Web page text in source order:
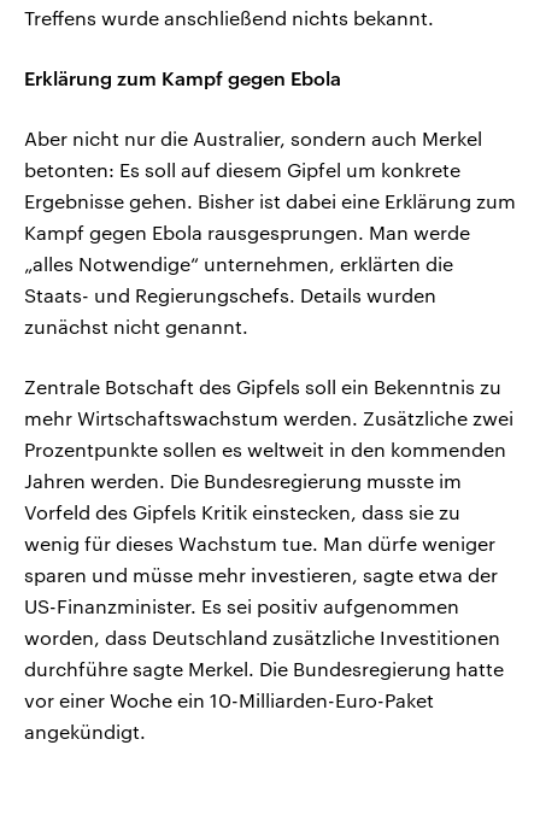
Treffens wurde anschließend nichts bekannt.
Erklärung zum Kampf gegen Ebola
Aber nicht nur die Australier, sondern auch Merkel
betonten: Es soll auf diesem Gipfel um konkrete
Ergebnisse gehen. Bisher ist dabei eine Erklärung zum
Kampf gegen Ebola rausgesprungen. Man werde
„alles Notwendige“ unternehmen, erklärten die
Staats- und Regierungschefs. Details wurden
zunächst nicht genannt.
Zentrale Botschaft des Gipfels soll ein Bekenntnis zu
mehr Wirtschaftswachstum werden. Zusätzliche zwei
Prozentpunkte sollen es weltweit in den kommenden
Jahren werden. Die Bundesregierung musste im
Vorfeld des Gipfels Kritik einstecken, dass sie zu
wenig für dieses Wachstum tue. Man dürfe weniger
sparen und müsse mehr investieren, sagte etwa der
US-Finanzminister. Es sei positiv aufgenommen
worden, dass Deutschland zusätzliche Investitionen
durchführe sagte Merkel. Die Bundesregierung hatte
vor einer Woche ein 10-Milliarden-Euro-Paket
angekündigt.